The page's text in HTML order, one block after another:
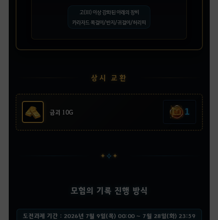
고(III) 이상 강화된 아래의 장비
카라자드 목걸이/반지/귀걸이/허리띠
상시 교환
금괴 10G 1
✦ ✧ ✦
모험의 기록 진행 방식
도전과제 기간 : 2026년 7월 9일(목) 00:00 ~ 7월 28일(화) 23:59